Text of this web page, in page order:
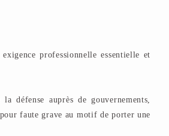
professionnelle essentielle et
défense auprès de gouvernements,
faute grave au motif de porter une